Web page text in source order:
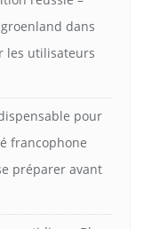
dans
les utilisateurs
pour
francophone
préparer avant